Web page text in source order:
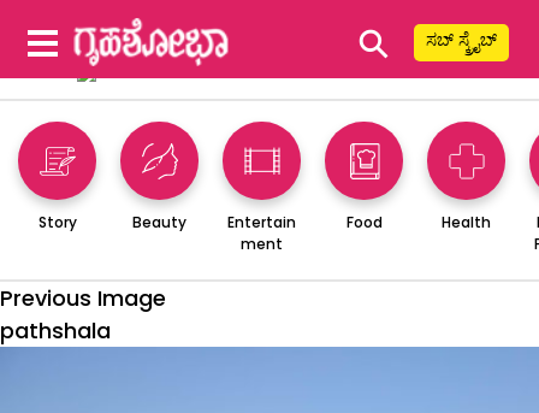
⚲ ಸಬ್ ಸ್ಕ್ರೈಬ್
Story Beauty
Entertain
ment
Food Health
Previous Image
pathshala